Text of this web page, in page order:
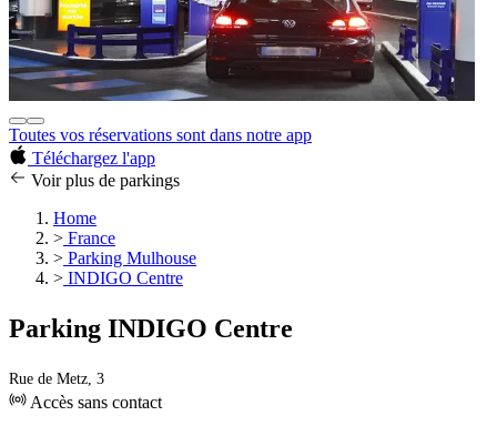
Toutes vos réservations sont dans notre app
Téléchargez l'app
Voir plus de parkings
Home
> France
> Parking Mulhouse
> INDIGO Centre
Parking INDIGO Centre
Rue de Metz, 3
Accès sans contact